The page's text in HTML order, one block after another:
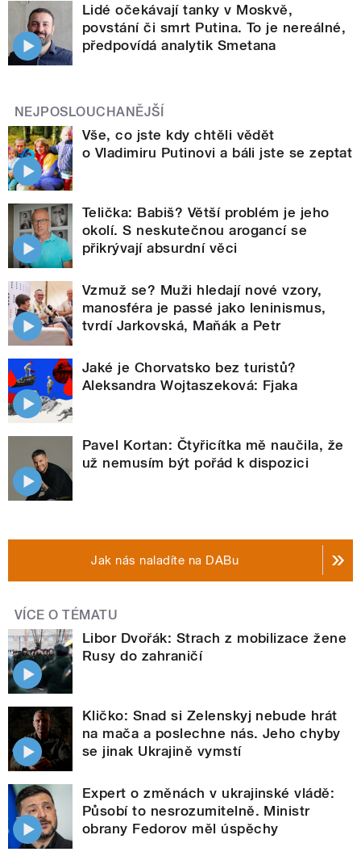
Lidé očekávají tanky v Moskvě,
povstání či smrt Putina. To je nereálné,
předpovídá analytik Smetana
NEJPOSLOUCHANĚJŠÍ
Vše, co jste kdy chtěli vědět
o Vladimiru Putinovi a báli jste se zeptat
Telička: Babiš? Větší problém je jeho
okolí. S neskutečnou arogancí se
přikrývají absurdní věci
Vzmuž se? Muži hledají nové vzory,
manosféra je passé jako leninismus,
tvrdí Jarkovská, Maňák a Petr
Jaké je Chorvatsko bez turistů?
Aleksandra Wojtaszeková: Fjaka
Pavel Kortan: Čtyřicítka mě naučila, že
už nemusím být pořád k dispozici
Jak nás naladíte na DABu
VÍCE O TÉMATU
Libor Dvořák: Strach z mobilizace žene
Rusy do zahraničí
Kličko: Snad si Zelenskyj nebude hrát
na mača a poslechne nás. Jeho chyby
se jinak Ukrajině vymstí
Expert o změnách v ukrajinské vládě:
Působí to nesrozumitelně. Ministr
obrany Fedorov měl úspěchy